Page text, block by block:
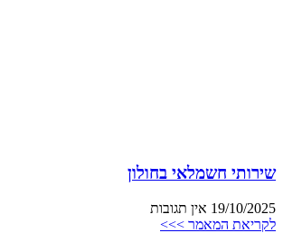
שירותי חשמלאי בחולון
19/10/2025 אין תגובות
לקריאת המאמר >>>